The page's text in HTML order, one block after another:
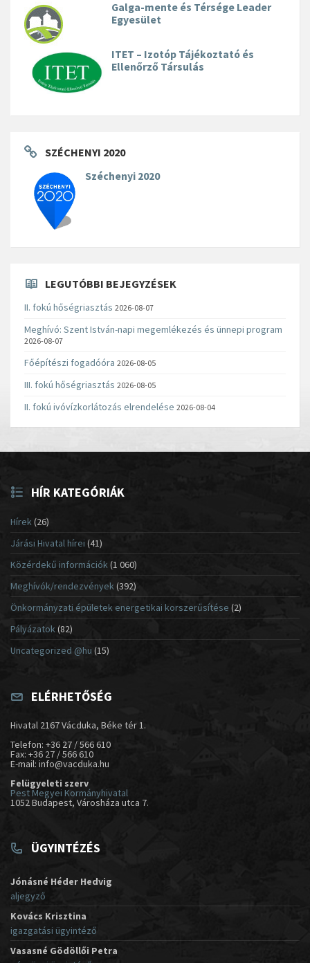
Galga-mente és Térsége Leader
Egyesület
ITET – Izotóp Tájékoztató és
Ellenőrző Társulás
SZÉCHENYI 2020
Széchenyi 2020
LEGUTÓBBI BEJEGYZÉSEK
II. fokú hőségriasztás 2026-08-07
Meghívó: Szent István-napi megemlékezés és ünnepi program
2026-08-07
Főépítészi fogadóóra 2026-08-05
III. fokú hőségriasztás 2026-08-05
II. fokú ivóvízkorlátozás elrendelése 2026-08-04
HÍR KATEGÓRIÁK
Hírek(26)
Járási Hivatal hírei (41)
Közérdekű információk(1 060)
Meghívók/rendezvények (392)
Önkormányzati épületek energetikai korszerűsítése (2)
Pályázatok (82)
Uncategorized @hu (15)
ELÉRHETŐSÉG
Hivatal 2167 Vácduka, Béke tér 1.
Telefon: +36 27 / 566 610
Fax: +36 27 / 566 610
E-mail: info@vacduka.hu
Felügyeleti szerv
Pest Megyei Kormányhivatal
1052 Budapest, Városháza utca 7.
ÜGYINTÉZÉS
Jónásné Héder Hedvig
aljegyző
Kovács Krisztina
igazgatási ügyintéző
Vasasné Gödöllői Petra